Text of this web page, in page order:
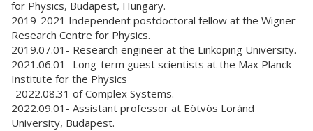
for Physics, Budapest, Hungary.
2019-2021 Independent postdoctoral fellow at the Wigner
Research Centre for Physics.
2019.07.01- Research engineer at the Linköping University.
2021.06.01- Long-term guest scientists at the Max Planck
Institute for the Physics
-2022.08.31 of Complex Systems.
2022.09.01- Assistant professor at Eötvös Loránd
University, Budapest.